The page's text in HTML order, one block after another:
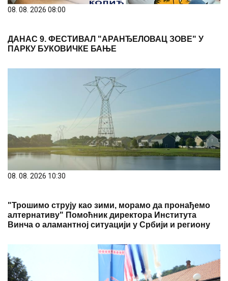
08. 08. 2026 08:00
ДАНАС 9. ФЕСТИВАЛ "АРАНЂЕЛОВАЦ ЗОВЕ" У
ПАРКУ БУКОВИЧКЕ БАЊЕ
08. 08. 2026 10:30
"Трошимо струју као зими, морамо да пронађемо
алтернативу" Помоћник директора Института
Винча о аламантној ситуацији у Србији и региону